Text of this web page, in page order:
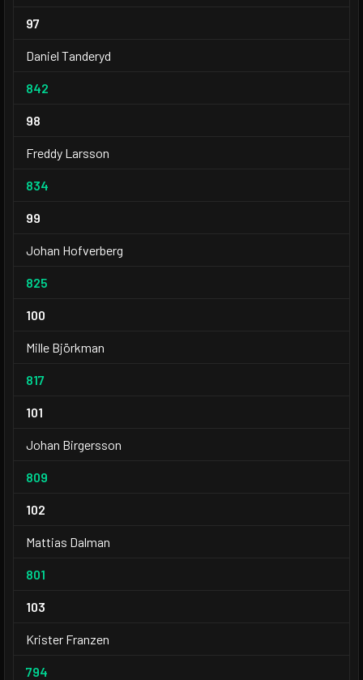
97
Daniel Tanderyd
842
98
Freddy Larsson
834
99
Johan Hofverberg
825
100
Mille Björkman
817
101
Johan Birgersson
809
102
Mattias Dalman
801
103
Krister Franzen
794